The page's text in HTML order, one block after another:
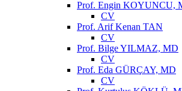
Prof. Engin KOYUNCU,
CV
Prof. Arif Kenan TAN
CV
Prof. Bilge YILMAZ, MD
CV
Prof. Eda GÜRÇAY, MD
CV